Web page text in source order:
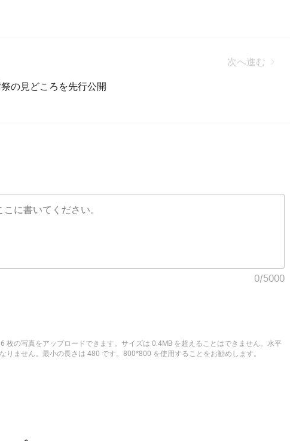
次へ進む
の新製品情報
の見どころを先行公開
0/5000
枚の写真をアップロードできます。サイズは 0.4MB を超えることはできません。水平
りません。最小の長さは 480 です。800*800 を使用することをお勧めします。